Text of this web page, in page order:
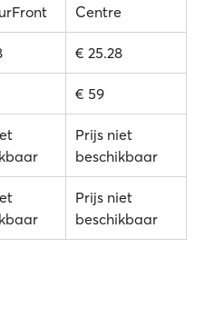
Centre
€ 25.28
€ 59
Prijs niet
beschikbaar
Prijs niet
beschikbaar